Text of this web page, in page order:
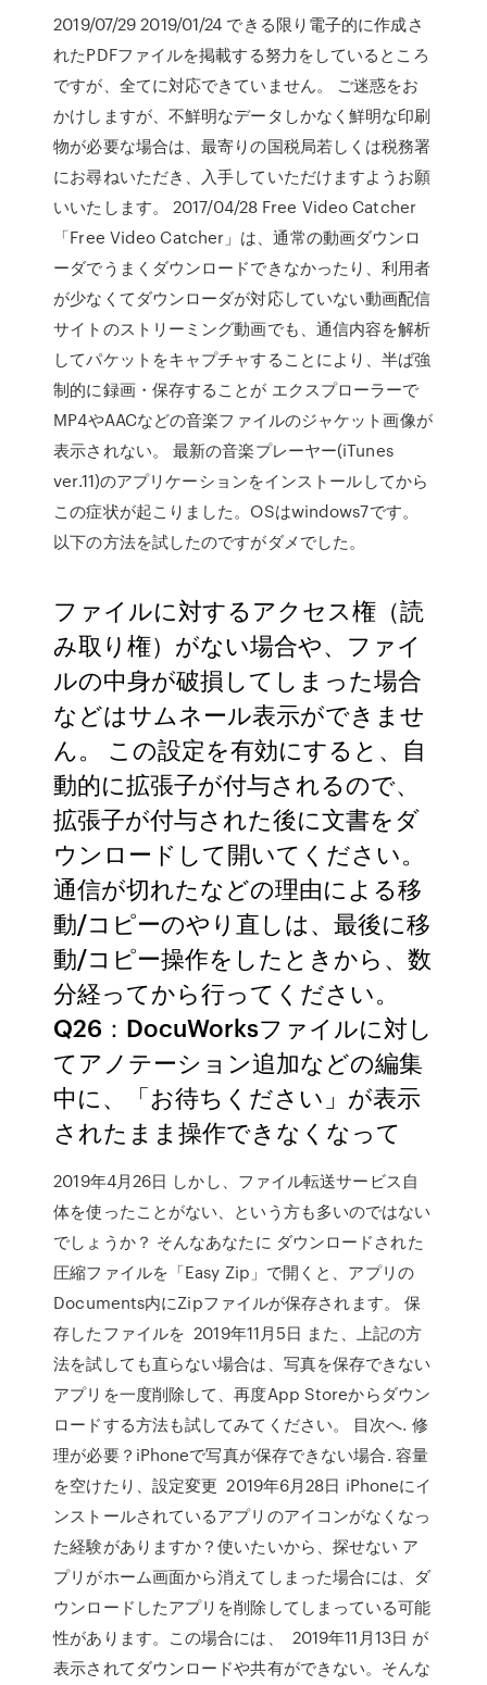
2019/07/29 2019/01/24 できる限り電子的に作成さ
れたPDFファイルを掲載する努力をしているところ
ですが、全てに対応できていません。 ご迷惑をお
かけしますが、不鮮明なデータしかなく鮮明な印刷
物が必要な場合は、最寄りの国税局若しくは税務署
にお尋ねいただき、入手していただけますようお願
いいたします。 2017/04/28 Free Video Catcher
「Free Video Catcher」は、通常の動画ダウンロ
ーダでうまくダウンロードできなかったり、利用者
が少なくてダウンローダが対応していない動画配信
サイトのストリーミング動画でも、通信内容を解析
してパケットをキャプチャすることにより、半ば強
制的に録画・保存することが エクスプローラーで
MP4やAACなどの音楽ファイルのジャケット画像が
表示されない。 最新の音楽プレーヤー(iTunes
ver.11)のアプリケーションをインストールしてから
この症状が起こりました。OSはwindows7です。
以下の方法を試したのですがダメでした。
ファイルに対するアクセス権（読
み取り権）がない場合や、ファイ
ルの中身が破損してしまった場合
などはサムネール表示ができませ
ん。 この設定を有効にすると、自
動的に拡張子が付与されるので、
拡張子が付与された後に文書をダ
ウンロードして開いてください。
通信が切れたなどの理由による移
動/コピーのやり直しは、最後に移
動/コピー操作をしたときから、数
分経ってから行ってください。
Q26：DocuWorksファイルに対し
てアノテーション追加などの編集
中に、「お待ちください」が表示
されたまま操作できなくなって
2019年4月26日 しかし、ファイル転送サービス自
体を使ったことがない、という方も多いのではない
でしょうか？ そんなあなたに ダウンロードされた
圧縮ファイルを「Easy Zip」で開くと、アプリの
Documents内にZipファイルが保存されます。 保
存したファイルを 2019年11月5日 また、上記の方
法を試しても直らない場合は、写真を保存できない
アプリを一度削除して、再度App Storeからダウン
ロードする方法も試してみてください。 目次へ. 修
理が必要？iPhoneで写真が保存できない場合. 容量
を空けたり、設定変更 2019年6月28日 iPhoneにイ
ンストールされているアプリのアイコンがなくなっ
た経験がありますか？使いたいから、探せない ア
プリがホーム画面から消えてしまった場合には、ダ
ウンロードしたアプリを削除してしまっている可能
性があります。この場合には、 2019年11月13日 が
表示されてダウンロードや共有ができない。そんな